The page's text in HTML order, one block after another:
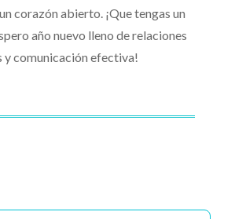
corazón abierto. ¡Que tengas un
año nuevo lleno de relaciones
y comunicación efectiva!